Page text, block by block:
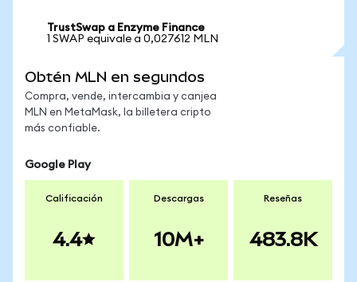
TrustSwap a Enzyme Finance
1 SWAP equivale a 0,027612 MLN
Obtén MLN en segundos
Compra, vende, intercambia y canjea
MLN en MetaMask, la billetera cripto
más confiable.
Google Play
Calificación
4.4
Descargas
10M+
Reseñas
483.8K